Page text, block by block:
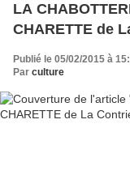
LA
CHARETTE de
Publié le 05/02/2015 à
Par culture